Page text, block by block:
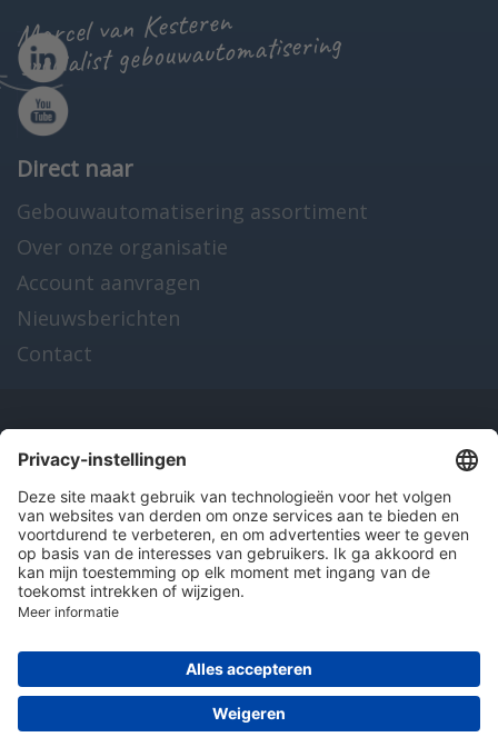
Marcel van Kesteren
specialist gebouwautomatisering
Direct naar
Gebouwautomatisering assortiment
Over onze organisatie
Account aanvragen
Nieuwsberichten
Contact
Onze producten
en diensten
Over Hitma
Algemene voorwaarden Disclaimer
Colofon
© 2026 Hitma B.V.